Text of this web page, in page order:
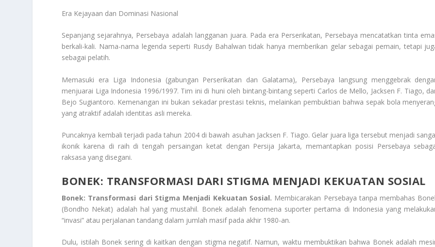
Era Kejayaan dan Dominasi Nasional
Sepanjang sejarahnya, Persebaya adalah langganan juara. Pada era Perserikatan, Persebaya mencatatkan tinta
berkali-kali. Nama-nama legenda seperti Rusdy Bahalwan tidak hanya memberikan gelar sebagai pemain, tetapi
sebagai pelatih.
Memasuki era Liga Indonesia (gabungan Perserikatan dan Galatama), Persebaya langsung menggebrak
menjuarai Liga Indonesia 1996/1997. Tim ini di huni oleh bintang-bintang seperti Carlos de Mello, Jacksen F. Tiago,
Bejo Sugiantoro. Kemenangan ini bukan sekadar prestasi teknis, melainkan pembuktian bahwa sepak bola
yang atraktif adalah identitas asli mereka.
Puncaknya kembali terjadi pada tahun 2004 di bawah asuhan Jacksen F. Tiago. Gelar juara liga tersebut menjadi
ikonik karena di raih di tengah persaingan ketat dengan Persija Jakarta, memantapkan posisi Persebaya
raksasa yang disegani.
BONEK: TRANSFORMASI DARI STIGMA MENJADI KEKUATAN SOSIAL
Bonek: Transformasi dari Stigma Menjadi Kekuatan Sosial. Membicarakan Persebaya tanpa membahas
(Bondho Nekat) adalah hal yang mustahil. Bonek adalah fenomena suporter pertama di Indonesia yang
“invasi” atau perjalanan tandang dalam jumlah masif pada akhir 1980-an.
Dulu, istilah Bonek sering di kaitkan dengan stigma negatif. Namun, waktu membuktikan bahwa Bonek adalah